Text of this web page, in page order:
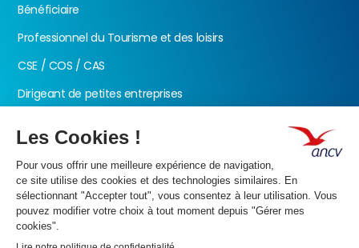
Bénéficiaire
Professionnel du Tourisme et des loisirs
CSE / COS / CAS
Dirigeant de petites entreprises
Nos produits
Les Chèques-Vacances
Présentation de l’ANCV
Nos valeurs
Actualités